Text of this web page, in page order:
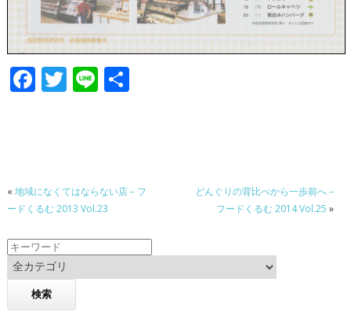
F
o
o
k
T Li 共
« 地域になくてはならない店 – フ
ードくるむ 2013 Vol.23
どんぐりの背比べから一歩前へ –
フードくるむ 2014 Vol.25 »